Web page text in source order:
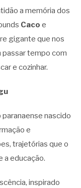
a memória dos
Caco e
gigante que nos
passar tempo com
e cozinhar.
paranaense nascido
e
trajetórias que o
a educação.
inspirado